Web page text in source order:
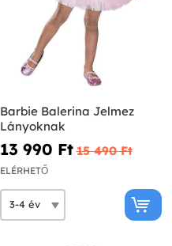
Barbie Balerina Jelmez
Lányoknak
13 990 Ft‎ 15 490 Ft‎
ELÉRHETŐ